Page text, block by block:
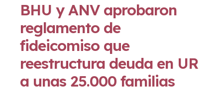
BHU y ANV aprobaron
reglamento de
fideicomiso que
reestructura deuda en UR
a unas 25.000 familias